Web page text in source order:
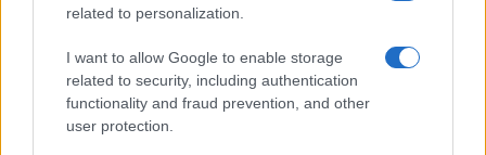
related to personalization.
I want to allow Google to enable storage
related to security, including authentication
functionality and fraud prevention, and other
user protection.